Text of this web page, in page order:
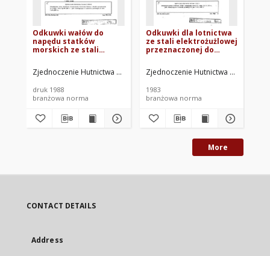
Odkuwki wałów do
napędu statków
morskich ze stali
BN-73/0661-13
Zjednoczenie Hutnictwa Żelaza i Stali. Oprac.
druk 1988
branżowa norma
Odkuwki dla lotnictwa
ze stali elektrożużlowej
przeznaczonej do
BN-73/0662-02
Zjednoczenie Hutnictwa Żelaza i
1983
branżowa norma
More
CONTACT DETAILS
Address